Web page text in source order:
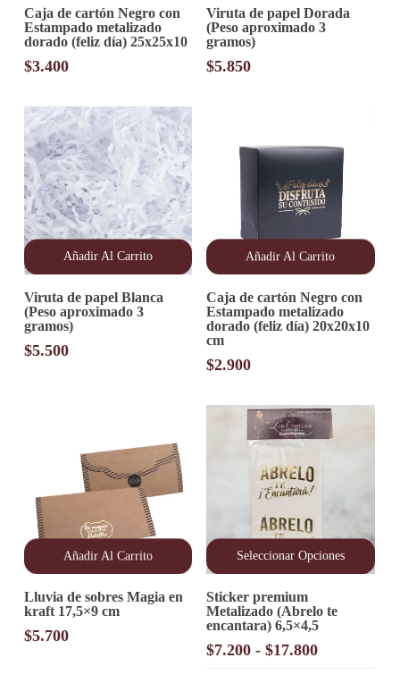
Caja de cartón Negro con
Estampado metalizado
dorado (feliz día) 25x25x10
$3.400
Viruta de papel Dorada
(Peso aproximado 3
gramos)
$5.850
Añadir Al Carrito
Viruta de papel Blanca
(Peso aproximado 3
gramos)
$5.500
Añadir Al Carrito
Caja de cartón Negro con
Estampado metalizado
dorado (feliz día) 20x20x10
cm
$2.900
Añadir Al Carrito
Lluvia de sobres Magia en
kraft 17,5×9 cm
$5.700
Seleccionar Opciones
producto
tiene
múltiples
variantes.
Sticker premium
Metalizado (Abrelo te
encantara) 6,5×4,5
$7.200 - $17.800Rango